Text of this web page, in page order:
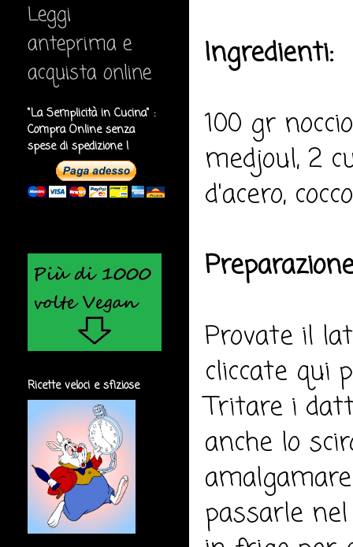
Ingredienti:
100 gr
medjoul, 2
d'acero,
Provate il
cliccate qui
Tritare i
anche lo
passarle
Leggi
anteprima e
acquista online
"La Semplicità in Cucina" :
Compra Online senza
spese di spedizione !
Ricette veloci e sfiziose